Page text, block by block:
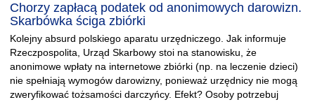
Chorzy zapłacą podatek od anonimowych darowizn.
Skarbówka ściga zbiórki
Kolejny absurd polskiego aparatu urzędniczego. Jak informuje
Rzeczpospolita, Urząd Skarbowy stoi na stanowisku, że
anonimowe wpłaty na internetowe zbiórki (np. na leczenie dzieci)
nie spełniają wymogów darowizny, ponieważ urzędnicy nie mogą
zweryfikować tożsamości darczyńcy. Efekt? Osoby potrzebuj